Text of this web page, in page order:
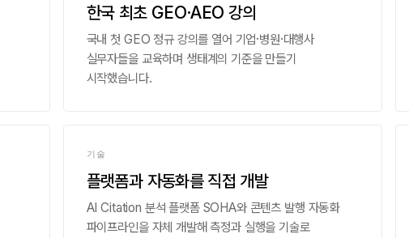
한국 최초 GEO·AEO 강의
국내 첫 GEO 정규 강의를 열어 기업·병원·대행사
실무자들을 교육하며 생태계의 기준을 만들기
시작했습니다.
기술
플랫폼과 자동화를 직접 개발
AI Citation 분석 플랫폼 SOHA와 콘텐츠 발행 자동화
파이프라인을 자체 개발해 측정과 실행을 기술로